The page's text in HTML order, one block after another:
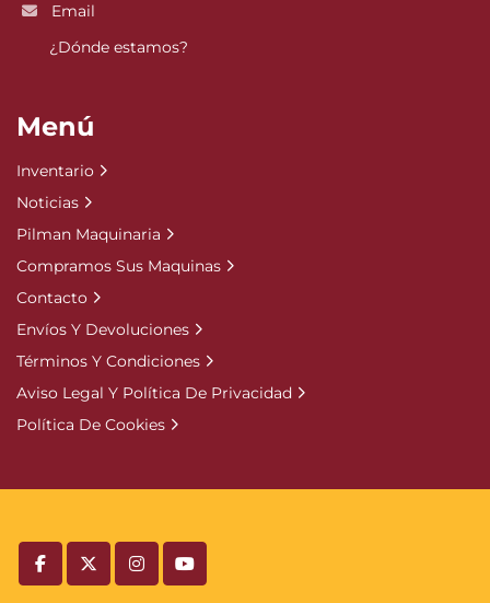
facebooktwitterinstagramyoutube
Email
¿Dónde estamos?
Menú
Inventario
Noticias
Pilman Maquinaria
Compramos Sus Maquinas
Contacto
Envíos Y Devoluciones
Términos Y Condiciones
Aviso Legal Y Política De Privacidad
Política De Cookies